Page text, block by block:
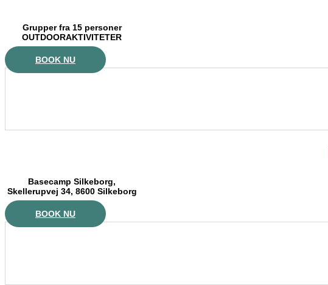
Grupper fra 15 personer
OUTDOORAKTIVITETER
BOOK NU
Basecamp Silkeborg,
Skellerupvej 34, 8600 Silkeborg
BOOK NU